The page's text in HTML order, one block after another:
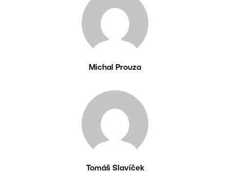
Michal Prouza
Tomáš Slavíček